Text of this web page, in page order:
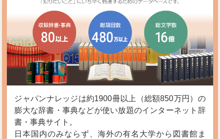
ジャパンナレッジは約1900冊以上（総額850万円）の
膨大な辞書・事典などが使い放題のインターネット辞
書・事典サイト。
日本国内のみならず、海外の有名大学から図書館ま